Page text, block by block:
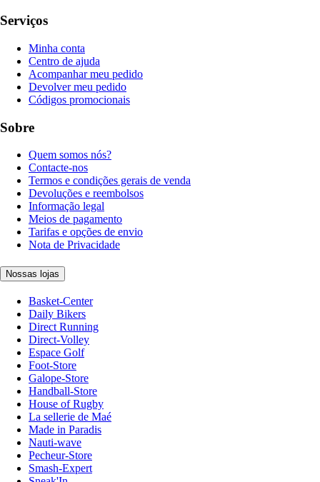
Serviços
Minha conta
Centro de ajuda
Acompanhar meu pedido
Devolver meu pedido
Códigos promocionais
Sobre
Quem somos nós?
Contacte-nos
Termos e condições gerais de venda
Devoluções e reembolsos
Informação legal
Meios de pagamento
Tarifas e opções de envio
Nota de Privacidade
Nossas lojas
Basket-Center
Daily Bikers
Direct Running
Direct-Volley
Espace Golf
Foot-Store
Galope-Store
Handball-Store
House of Rugby
La sellerie de Maé
Made in Paradis
Nauti-wave
Pecheur-Store
Smash-Expert